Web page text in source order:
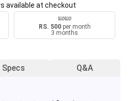
available at checkout
RS. 500per month
3 months
Specs Q&A